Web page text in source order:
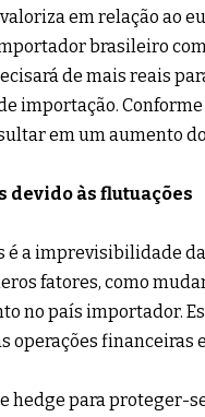
em relação ao
brasileiro
de mais reais
importação. Conforme
em um aumento
devido às flutuações
é a imprevisibilidade
fatores, como
no país importador.
operações financeiras e
hedge para proteger-